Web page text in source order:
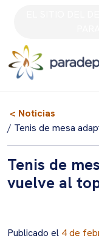
< Noticias
/ Tenis de mesa
Tenis de
vuelve al
Publicado el 4 de